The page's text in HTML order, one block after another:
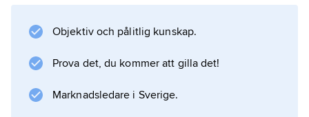
Objektiv och pålitlig kunskap.
Prova det, du kommer att gilla det!
Marknadsledare i Sverige.